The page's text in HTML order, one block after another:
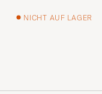
NICHT AUF LAGER